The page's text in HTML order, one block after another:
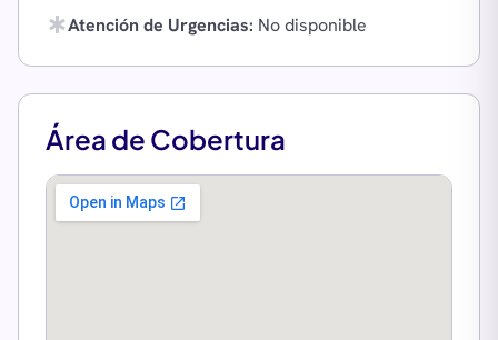
emergencyAtención de Urgencias: No disponible
Área de Cobertura